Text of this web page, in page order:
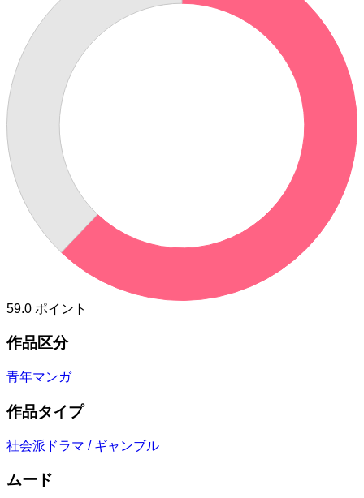
59.0 ポイント
作品区分
青年マンガ
作品タイプ
社会派ドラマ / ギャンブル
ムード